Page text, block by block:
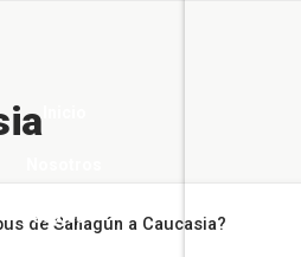
Pasajes
de Sahagún a Caucasia?